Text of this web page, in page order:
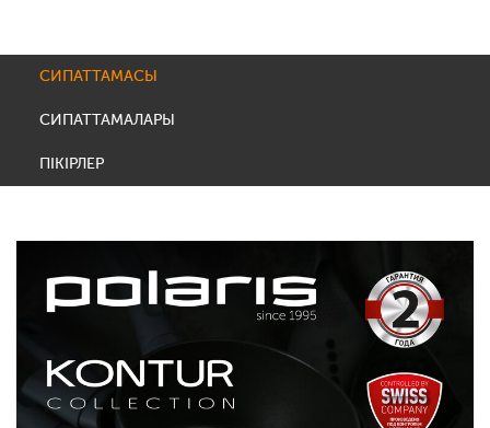
СИПАТТАМАСЫ
СИПАТТАМАЛАРЫ
ПІКІРЛЕР